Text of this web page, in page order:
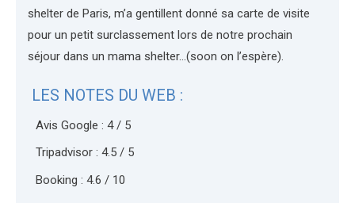
shelter de Paris, m’a gentillent donné sa carte de visite
pour un petit surclassement lors de notre prochain
séjour dans un mama shelter…(soon on l’espère).
LES NOTES DU WEB :
Avis Google : 4 / 5
Tripadvisor : 4.5 / 5
Booking : 4.6 / 10